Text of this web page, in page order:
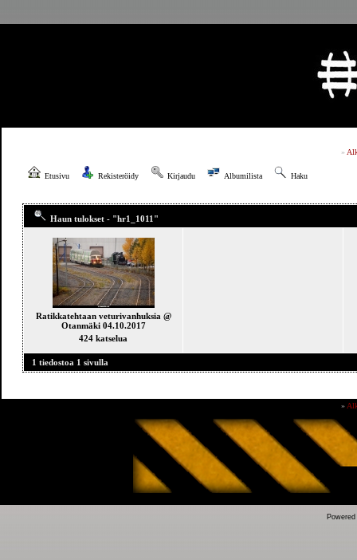
»
Etusivu Rekisteröidy Kirjaudu Albumilista Haku
Haun tulokset - "hr1_1011"
Ratikkatehtaan veturivanhuksia @
Otanmäki 04.10.2017
424 katselua
1 tiedostoa 1 sivulla
»